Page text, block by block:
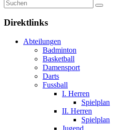
Direktlinks
Abteilungen
Badminton
Basketball
Damensport
Darts
Fussball
I. Herren
Spielplan
II. Herren
Spielplan
Jugend